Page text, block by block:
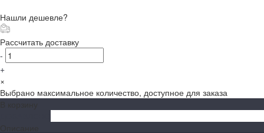
Нашли дешевле?
Рассчитать доставку
-
+
×
Выбрано максимальное количество, доступное для заказа